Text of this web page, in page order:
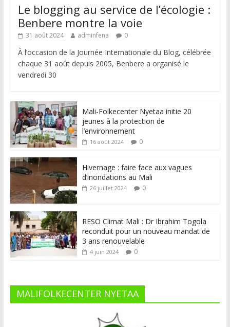
Le blogging au service de l’écologie :
Benbere montre la voie
31 août 2024 adminfena 0
À l’occasion de la Journée Internationale du Blog, célébrée
chaque 31 août depuis 2005, Benbere a organisé le
vendredi 30
Mali-Folkecenter Nyetaa initie 20
jeunes à la protection de
l’environnement
16 août 2024 0
Hivernage : faire face aux vagues
d’inondations au Mali
26 juillet 2024 0
RESO Climat Mali : Dr Ibrahim Togola
reconduit pour un nouveau mandat de
3 ans renouvelable
4 juin 2024 0
MALIFOLKECENTER NYETAA